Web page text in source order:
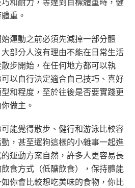
重。
運動之前必須先減掉一部分體
部分人沒有理由不能在日常生活
步開始，在任何地方都可以執
以自行決定適合自己技巧、喜好
和程度，至於往後是否要實踐更
做主。
能覺得散步、健行和游泳比較容
，甚至遛狗這樣的小雜事一起進
運動方案自然，許多人更容易長
食方式（低醣飲食），保持體能
你會比較想吃美味的食物，你比